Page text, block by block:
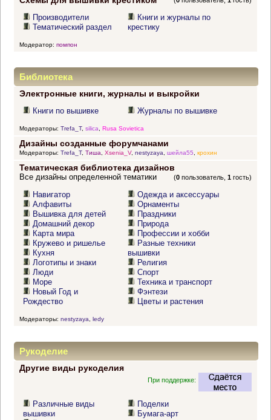
Производители
Тематический раздел
Книги и журналы по
крестику
Модератор: помпон
Библиотека
Электронные книги, журналы и выкройки
Книги по вышивке Журналы по вышивке
Модераторы: Trefa_T, silica Rusa Sovietica
Дизайны созданные форумчанами
Модераторы: Trefa_T, Тиша, Xsenia_V, nestyzaya, шейла55, крохин
Тематическая библиотека дизайнов
(0 пользователь,1 гость)
Все дизайны определенной тематики
Навигатор
Алфавиты
Вышивка для детей
Домашний декор
Карта мира
Кружево и ришелье
Кухня
Логотипы и знаки
Люди
Море
Новый Год и
Рождество
Одежда и аксессуары
Орнаменты
Праздники
Природа
Профессии и хобби
Разные техники
вышивки
Религия
Спорт
Техника и транспорт
Фэнтези
Цветы и растения
Модераторы: nestyzaya ledy
Рукоделие
Другие виды рукоделия
При поддержке:
Различные виды
вышивки
Поделки
Бумага-арт